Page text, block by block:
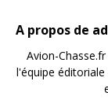
A propos de
Avion-
l'équipe